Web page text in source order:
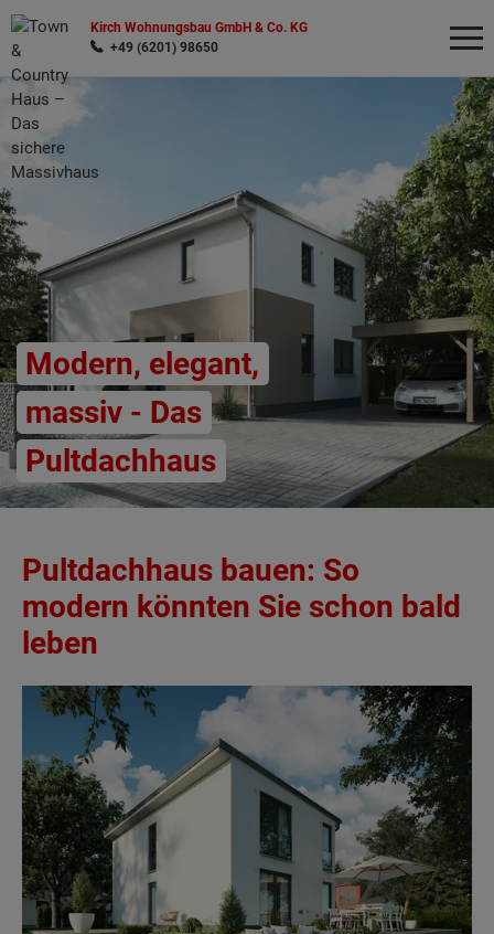
Kirch Wohnungsbau GmbH & Co. KG
+49 (6201) 98650
Modern, elegant,
massiv - Das
Pultdachhaus
Pultdachhaus bauen: So
modern könnten Sie schon bald
leben
Wonach möchten Sie suchen?